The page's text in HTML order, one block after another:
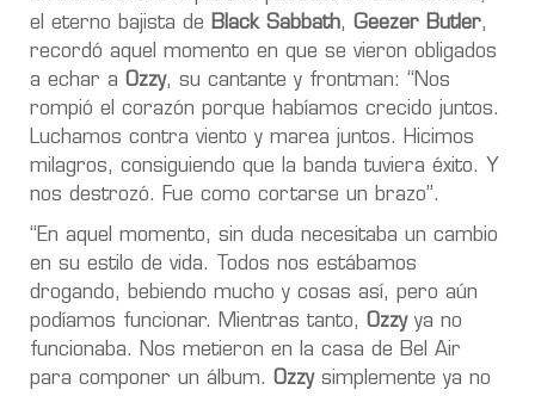
el eterno bajista de Black Sabbath, Geezer Butler,
recordó aquel momento en que se vieron obligados
a echar a Ozzy, su cantante y frontman: “Nos
rompió el corazón porque habíamos crecido juntos.
Luchamos contra viento y marea juntos. Hicimos
milagros, consiguiendo que la banda tuviera éxito. Y
nos destrozó. Fue como cortarse un brazo”.
“En aquel momento, sin duda necesitaba un cambio
en su estilo de vida. Todos nos estábamos
drogando, bebiendo mucho y cosas así, pero aún
podíamos funcionar. Mientras tanto, Ozzyya no
funcionaba. Nos metieron en la casa de Bel Air
para componer un álbum. Ozzysimplemente ya no